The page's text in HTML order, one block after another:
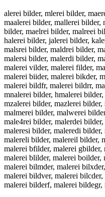
alerei bilder, mlerei bilder,
maalerei bilder, mallerei bilder,
bilder, maelrei bilder, malreei
halerei bilder, jalerei bilder,
malsrei bilder, maldrei bilder,
malersi bilder, malerdi bilder,
malerei vilder, malerei filder,
malerei biider, malerei bikder,
malerei bildfr, malerei bildrr,
mnalerei bilder, hmalerei
mzalerei bilder, mazlerei
malmerei bilder, malwerei
male4rei bilder, malerdei
maleresi bilder, maleredi
malereli bilder, malereil bilder,
malerei bfilder, malerei
malerei blilder, malerei boilder,
malerei bilmder, malerei
malerei bildver, malerei
malerei bilderf, malerei